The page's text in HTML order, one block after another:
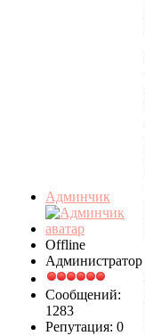
Админчик
Offline
Администратор
Сообщений:
1283
Репутация: 0